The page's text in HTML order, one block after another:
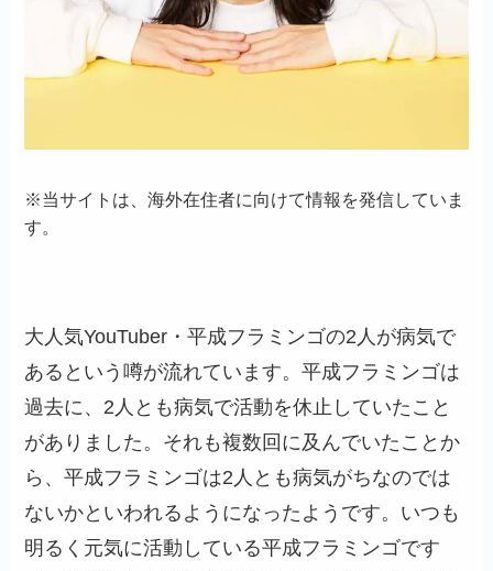
※当サイトは、海外在住者に向けて情報を発信していま
す。
大人気YouTuber・平成フラミンゴの2人が病気で
あるという噂が流れています。平成フラミンゴは
過去に、2人とも病気で活動を休止していたこと
がありました。それも複数回に及んでいたことか
ら、平成フラミンゴは2人とも病気がちなのでは
ないかといわれるようになったようです。いつも
明るく元気に活動している平成フラミンゴです